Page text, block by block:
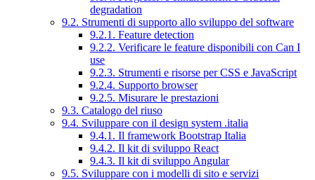
degradation
9.2. Strumenti di supporto allo sviluppo del software
9.2.1. Feature detection
9.2.2. Verificare le feature disponibili con Can I
use
9.2.3. Strumenti e risorse per CSS e JavaScript
9.2.4. Supporto browser
9.2.5. Misurare le prestazioni
9.3. Catalogo del riuso
9.4. Sviluppare con il design system .italia
9.4.1. Il framework Bootstrap Italia
9.4.2. Il kit di sviluppo React
9.4.3. Il kit di sviluppo Angular
9.5. Sviluppare con i modelli di sito e servizi